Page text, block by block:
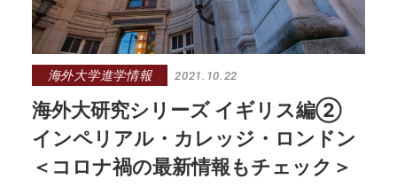
海外大学進学情報 2021.10.22
海外大研究シリーズ イギリス編②
インペリアル・カレッジ・ロンドン
＜コロナ禍の最新情報もチェック＞